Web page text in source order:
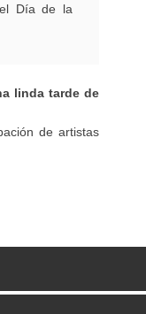
Día de la
linda tarde de
de artistas